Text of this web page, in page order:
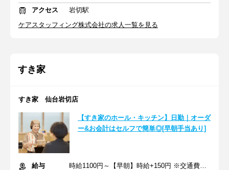
アクセス
岩切駅
ケアスタッフィング株式会社の求人一覧を見る
すき家
すき家 仙台岩切店
【すき家のホール・キッチン】日勤｜オーダ
ー&お会計はセルフで簡単◎[早朝手当あり]
給与
時給1100円～【早朝】時給+150円 ※交通費支給